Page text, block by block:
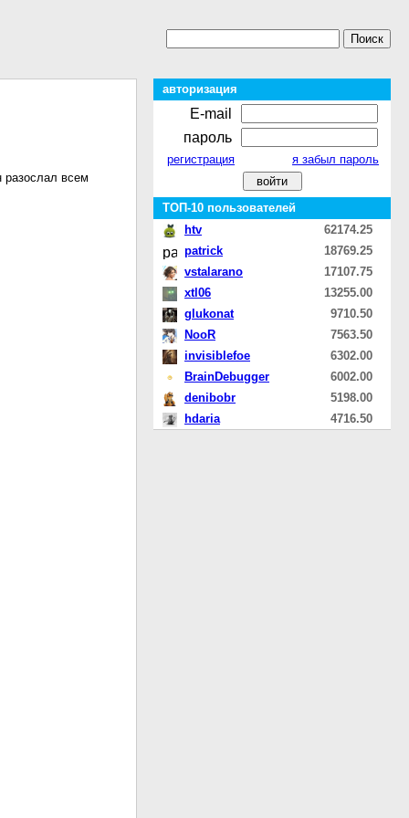
разослал всем
авторизация
E-mail
пароль
регистрация я забыл пароль
ТОП-10 пользователей
htv
62174.25
patrick
18769.25
vstalarano
17107.75
xtl06
13255.00
glukonat
9710.50
NooR
7563.50
invisiblefoe
6302.00
BrainDebugger
6002.00
denibobr
5198.00
hdaria
4716.50